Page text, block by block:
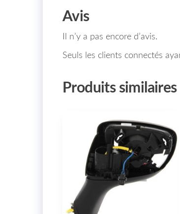
Avis
Il n’y a pas encore d’avis.
Seuls les clients connectés
Produits similaires